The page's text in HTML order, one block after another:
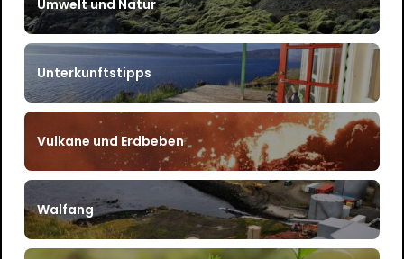
Umwelt und Natur
Unterkunftstipps
Vulkane und Erdbeben
Walfang